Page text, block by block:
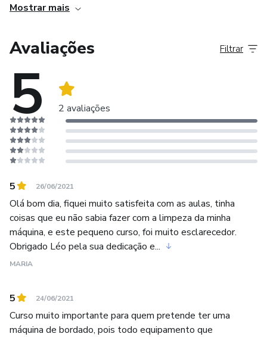
bordados eletrônicos.
Mostrar mais
Avaliações
5 2 avaliações
Filtrar
5 26/06/2021
Olá bom dia, fiquei muito satisfeita com as aulas, tinha
coisas que eu não sabia fazer com a limpeza da minha
máquina, e este pequeno curso, foi muito esclarecedor.
Obrigado Léo pela sua dedicação e...
MARIA
5 24/06/2021
Curso muito importante para quem pretende ter uma
máquina de bordado, pois todo equipamento que